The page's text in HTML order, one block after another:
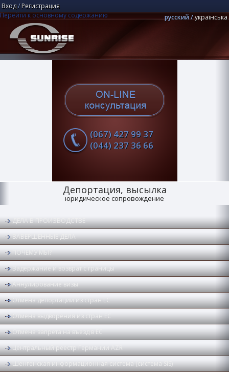
Перейти к основному содержанию
Вход/ Регистрация
русский
українська
Юридическая компания "Центр Санрайз"
(067) 427 99 37
(044) 237 36 66
Депортация, высылка
юридическое сопровождение
ДЕЛА В ПРОИЗВОДСТВЕ
ЗАВЕРШЕННЫЕ ДЕЛА
ПОЧЕМУ МЫ?
Задержание и возврат с границы
Аннулирование визы
Отмена депортации из стран ЕС
Отмена выдворения из стран ЕС
Отмена запрета на въезд в ЕС
Центральный реестр Германии AZR
Шенгенская информационная система (система SIS)